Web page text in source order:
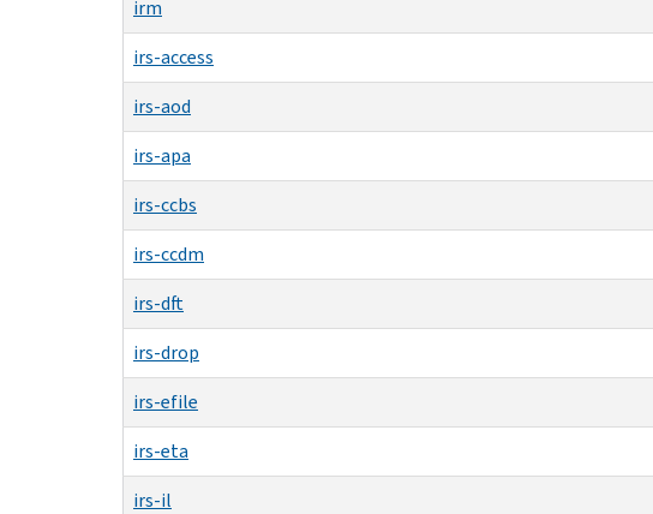
irm
irs-access
irs-aod
irs-apa
irs-ccbs
irs-ccdm
irs-dft
irs-drop
irs-efile
irs-eta
irs-il